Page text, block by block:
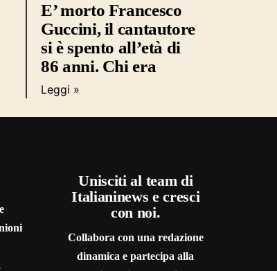
E’ morto Francesco
Guccini, il cantautore
si è spento all’età di
86 anni. Chi era
Leggi »
Unisciti al team di
Italianinews e cresci
con noi.
Collabora con una redazione
dinamica e partecipa alla